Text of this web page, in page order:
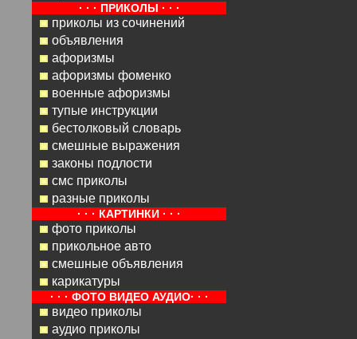
· · · ПРИКОЛЫ · · ·
приколы из сочинений
объявления
афоризмы
афоризмы фоменко
военные афоризмы
тупые инструкции
бестолковый словарь
смешные выражения
законы подлости
смс приколы
разные приколы
· · · КАРТИНКИ · · ·
фото приколы
прикольное авто
смешные объявления
карикатуры
· · · ФОТО ВИДЕО АУДИО· · ·
видео приколы
аудио приколы